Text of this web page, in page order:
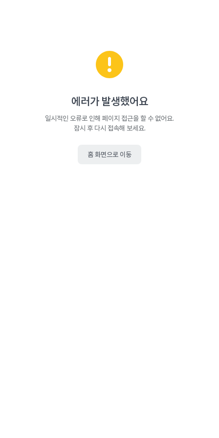
에러가 발생했어요
일시적인 오류로 인해 페이지 접근을 할 수 없어요.
잠시 후 다시 접속해 보세요.
홈 화면으로 이동